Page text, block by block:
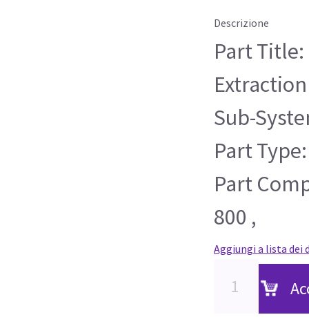
Descrizione
Part
Sub-
Part
Part
800 ,
Aggiungi a lista dei